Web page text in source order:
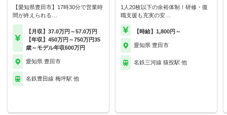
【愛知県豊田市】17時30分で営業時
間が終えられる…
【月収】37.0万円～57.0万円
【年収】450万円～750万円35
歳～モデル年収600万円
愛知県 豊田市
名鉄豊田線 梅坪駅 他
1人20枚以下の余裕体制！研修・復
職支援も充実の安…
【時給】1,800円～
愛知県 豊田市
名鉄三河線 猿投駅 他